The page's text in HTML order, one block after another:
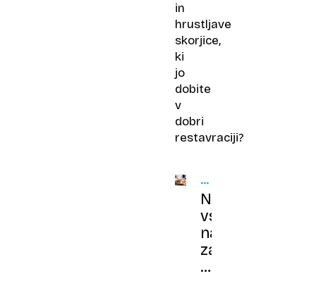
in
hrustljave
skorjice,
ki
jo
dobite
v
dobri
restavraciji?
KULINARIČNI
TRIK
Napaka
vseh
napak:
zakaj
vaše